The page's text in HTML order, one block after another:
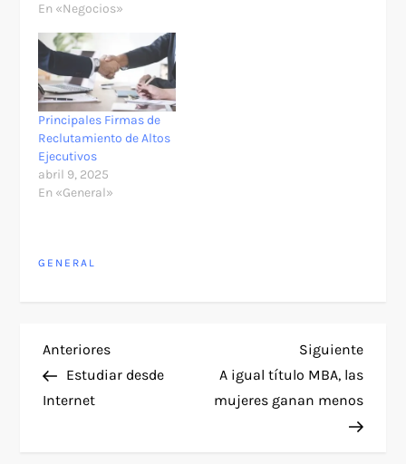
En «Negocios»
Principales Firmas de
Reclutamiento de Altos
Ejecutivos
abril 9, 2025
En «General»
GENERAL
N
a
Entrada
anterior
Anteriores
Estudiar desde
Internet
Siguiente
A igual título MBA, las
mujeres ganan menos